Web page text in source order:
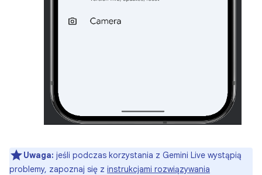
Uwaga: jeśli podczas korzystania z Gemini Live wystąpią
problemy, zapoznaj się z instrukcjami rozwiązywania